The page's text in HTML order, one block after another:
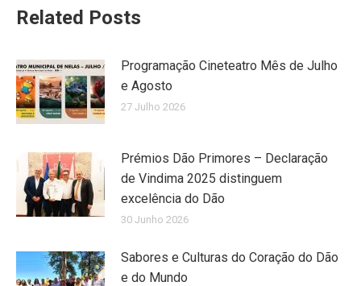
Related Posts
Programação Cineteatro Mês de Julho
e Agosto
27 Julho 2026
Prémios Dão Primores – Declaração
de Vindima 2025 distinguem
excelência do Dão
30 Junho 2026
Sabores e Culturas do Coração do Dão
e do Mundo